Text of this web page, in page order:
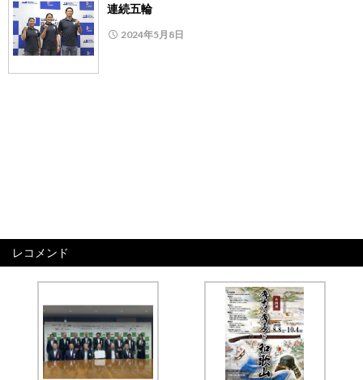
連続五輪
2024年5月8日
レコメンド